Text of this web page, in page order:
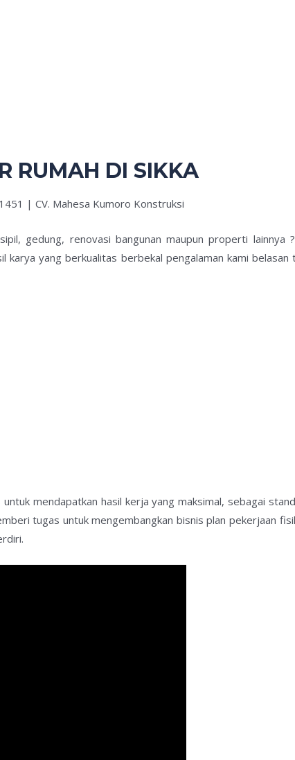
RUMAH DI SIKKA
| CV. Mahesa Kumoro Konstruksi
gedung, renovasi bangunan maupun properti lainnya
karya yang berkualitas berbekal pengalaman kami
mendapatkan hasil kerja yang maksimal, sebagai
tugas untuk mengembangkan bisnis plan pekerjaan